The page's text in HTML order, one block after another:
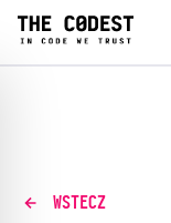
WSTECZ